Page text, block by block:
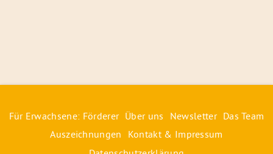
Für Erwachsene: Förderer Über uns Newsletter Das Team
Auszeichnungen
Kontakt & Impressum